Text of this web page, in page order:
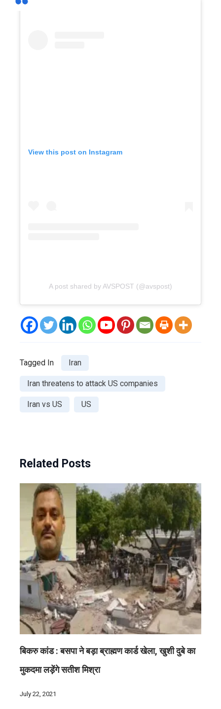
View this post on Instagram
A post shared by AVSPOST (@avspost)
Tagged In Iran
Iran threatens to attack US companies
Iran vs US US
Related Posts
बिकरु कांड : बसपा ने बड़ा ब्राह्मण कार्ड खेला, खुशी दुबे का
मुकदमा लड़ेंगे सतीश मिश्रा
July 22, 2021